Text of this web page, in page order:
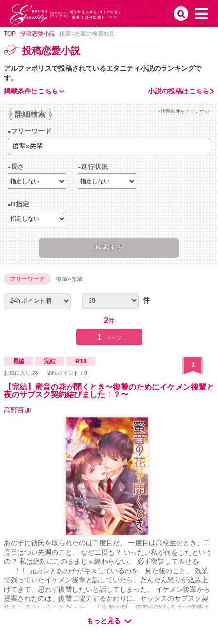
TOP 投稿恋愛小説 後輩×先輩の検索結果
投稿恋愛小説
アルファポリスで投稿されているエタニティ小説のランキングで
す。
小説の投稿はこちら
掲載条件はこちら
詳細検索 ×検索条件をクリアする
フリーワード
長さ 進行状況
R指定
フリーワード 後輩×先輩
件
2件
1 ページ
長編 完結 R18
お気に入り:78 24h.ポイント： 0
1
【完結】蜜音の花が開くとき〜復讐のためにイケメン後輩と
夜のサブスク契約結びました！？〜
高野百加
あの子に彼氏を取られたのは二度目だ。 一度目は高校生のとき、二
度目はつい先週のこと。 なぜ二度も？ いったい私が何をしたという
の？ 私は絶対にこのままじゃ終わらない。 必ず復讐してみせる
──！！ 元カレとあの子がキスしているのを、見た後のこと。 残業
で残っていたイケメン後輩と話していたら、だんだん怒りが込み上
げてきて、思わず復讐したいと話してしまった。 イケメン後輩から
提案されたのは、復讐に協力するかわりに、セックスのサブスク契
約をしろということだった。 「先輩の躰、復讐が終わるまで堪能さ
せてください」 永井は営業のエリートで会社に広く顔がきく。復
讐するには絶好の協力者だ。でも、セックスをサブスクでって、そ
もっと見る